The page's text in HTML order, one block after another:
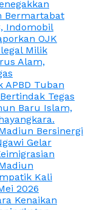
Bermartabat
Indomobil
OJK
Milik
Alam,
APBD Tuban
Tegas
Baru Islam,
Bersinergi
Gelar
Kali
2026
Kenaikan